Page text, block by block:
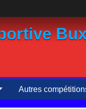
Autres